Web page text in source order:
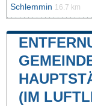
Schlemmin 16.7 km
(IM